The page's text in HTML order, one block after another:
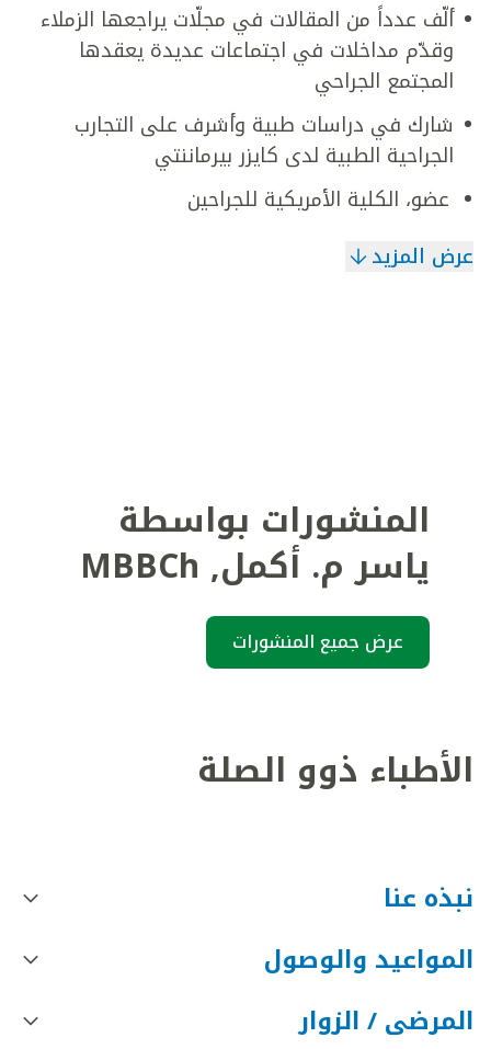
ألّف عدداً من المقالات في مجلّات يراجعها الزملاء
وقدّم مداخلات في اجتماعات عديدة يعقدها
المجتمع الجراحي
شارك في دراسات طبية وأشرف على التجارب
الجراحية الطبية لدى كايزر بيرماننتي
عضو، الكلية الأمريكية للجراحين
عرض المزيد
المنشورات بواسطة
ياسر م. أكمل,
MBBCh
عرض جميع المنشورات
الأطباء ذوو الصلة
نبذه عنا
المواعيد والوصول
المرضى / الزوار